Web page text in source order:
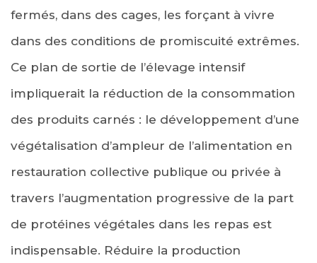
fermés, dans des cages, les forçant à vivre
dans des conditions de promiscuité extrêmes.
Ce plan de sortie de l’élevage intensif
impliquerait la réduction de la consommation
des produits carnés : le développement d’une
végétalisation d’ampleur de l’alimentation en
restauration collective publique ou privée à
travers l’augmentation progressive de la part
de protéines végétales dans les repas est
indispensable. Réduire la production